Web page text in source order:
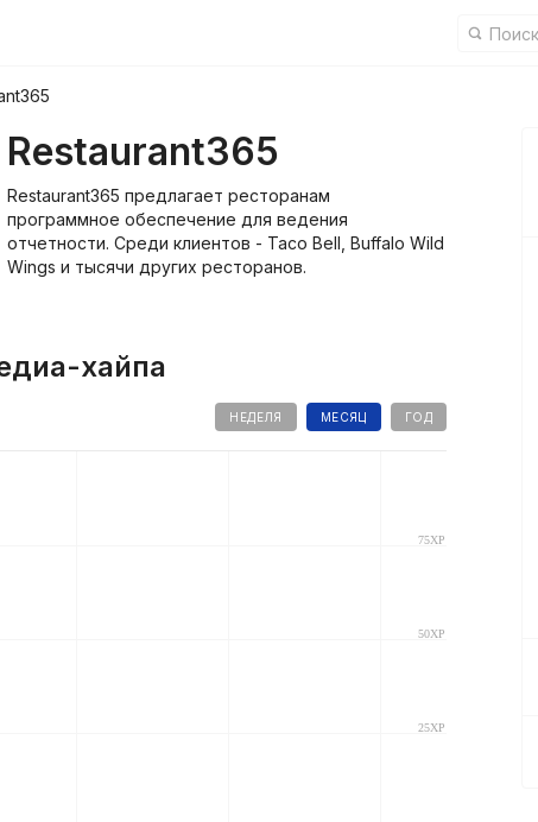
Restaurant365
Restaurant365 предлагает ресторанам
программное обеспечение для ведения
отчетности. Среди клиентов - Taco Bell, Buffalo Wild
Wings и тысячи других ресторанов.
хайпа
НЕДЕЛЯ МЕСЯЦ ГОД